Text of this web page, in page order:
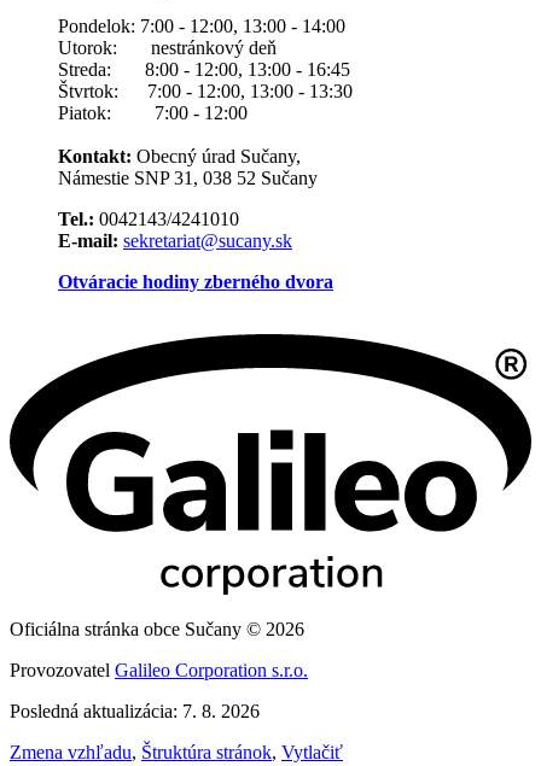
Pondelok: 7:00 - 12:00, 13:00 - 14:00
Utorok: nestránkový deň
Streda: 8:00 - 12:00, 13:00 - 16:45
Štvrtok: 7:00 - 12:00, 13:00 - 13:30
Piatok: 7:00 - 12:00
Kontakt: Obecný úrad Sučany,
Námestie SNP 31, 038 52 Sučany
Tel.: 0042143/4241010
E-mail: sekretariat@sucany.sk
Otváracie hodiny zberného dvora
Oficiálna stránka obce Sučany © 2026
Provozovatel Galileo Corporation s.r.o.
Posledná aktualizácia: 7. 8. 2026
Zmena vzhľadu, Štruktúra stránok, Vytlačiť